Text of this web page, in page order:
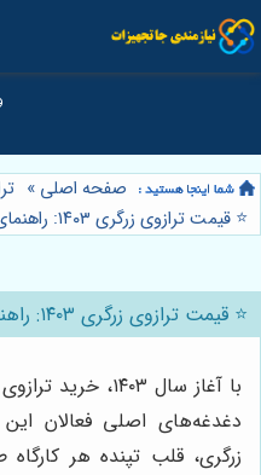
صفحه اصلی »
⭐️ قیمت ترازوی زرگری ۱۴۰۳: راهنمای خرید از فروشگاه ترازمایش ⚖️
⭐️ قیمت ترازوی زرگری ۱۴۰۳: راهنمای خرید از فروشگاه ترازمایش ⚖️
با آغاز سال
دغدغه‌های اصلی فعالان
زرگری، قلب تپنده هر